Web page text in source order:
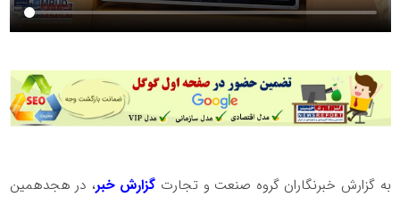
به گزارش خبرنگاران گروه صنعت و تجارت گزارش خبر، در هجدهمین